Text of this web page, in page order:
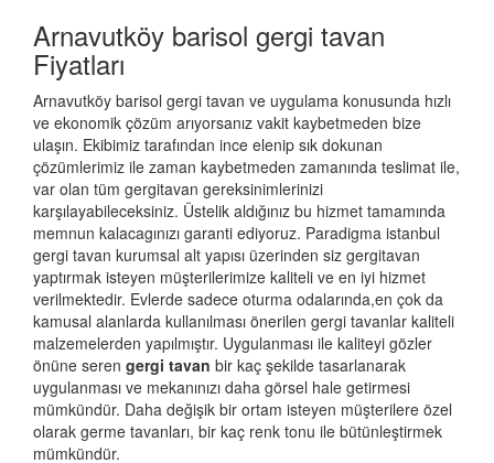
Arnavutköy barisol gergi tavan
Fiyatları
Arnavutköy barisol gergi tavan ve uygulama konusunda hızlı
ve ekonomik çözüm arıyorsanız vakit kaybetmeden bize
ulaşın. Ekibimiz tarafından ince elenip sık dokunan
çözümlerimiz ile zaman kaybetmeden zamanında teslimat ile,
var olan tüm gergitavan gereksinimlerinizi
karşılayabileceksiniz. Üstelik aldığınız bu hizmet tamamında
memnun kalacagınızı garanti ediyoruz. Paradigma istanbul
gergi tavan kurumsal alt yapısı üzerinden siz gergitavan
yaptırmak isteyen müşterilerimize kaliteli ve en iyi hizmet
verilmektedir. Evlerde sadece oturma odalarında,en çok da
kamusal alanlarda kullanılması önerilen gergi tavanlar kaliteli
malzemelerden yapılmıştır. Uygulanması ile kaliteyi gözler
önüne seren gergi tavan bir kaç şekilde tasarlanarak
uygulanması ve mekanınızı daha görsel hale getirmesi
mümkündür. Daha değişik bir ortam isteyen müşterilere özel
olarak germe tavanları, bir kaç renk tonu ile bütünleştirmek
mümkündür.